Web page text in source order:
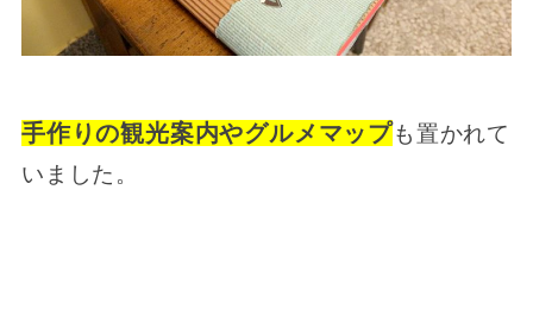
手作りの観光案内やグルメマップも置かれて
いました。